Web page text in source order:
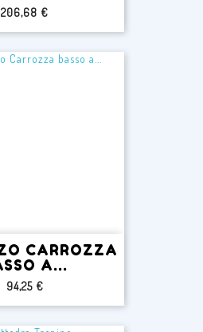
Prezzo
206,68 €
CARROZZA
A...
Prezzo
94,25 €